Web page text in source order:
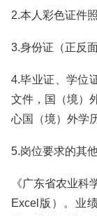
2.本人彩色证件
3.身份证（正反
4.毕业证、学位
文件，国（境）
心国（境）外学
5.岗位要求的其
《广东省农业
Excel版）。业